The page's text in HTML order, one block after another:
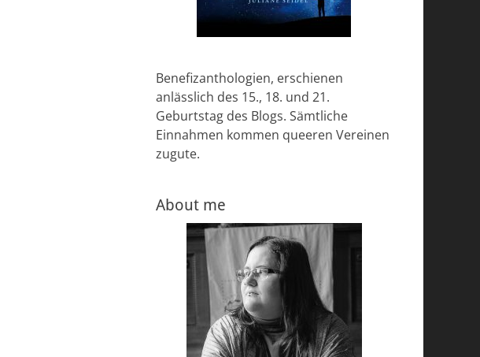
Benefizanthologien, erschienen
anlässlich des 15., 18. und 21.
Geburtstag des Blogs. Sämtliche
Einnahmen kommen queeren Vereinen
zugute.
About me